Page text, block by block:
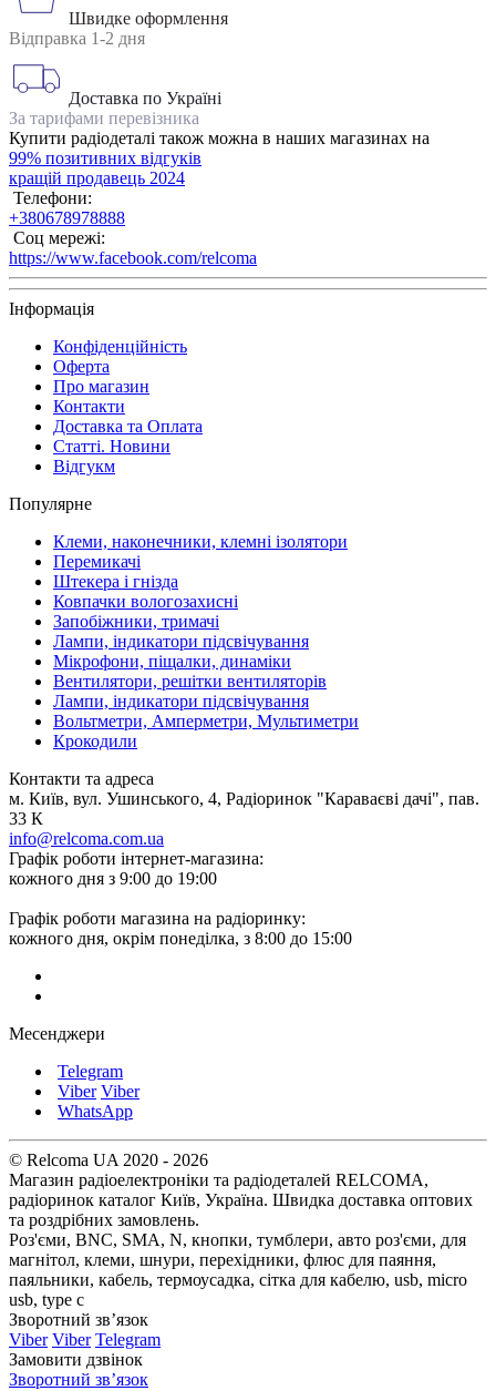
Швидке оформлення
Відправка 1-2 дня
Доставка по Україні
За тарифами перевізника
Купити радіодеталі також можна в наших магазинах на
99% позитивних відгуків
кращій продавець 2024
Телефони:
+380678978888
Соц мережі:
https://www.facebook.com/relcoma
Інформація
Конфіденційність
Оферта
Про магазин
Контакти
Доставка та Оплата
Статті. Новини
Відгукм
Популярне
Клеми, наконечники, клемні ізолятори
Перемикачі
Штекера і гнізда
Ковпачки вологозахисні
Запобіжники, тримачі
Лампи, індикатори підсвічування
Мікрофони, піщалки, динаміки
Вентилятори, решітки вентиляторів
Лампи, індикатори підсвічування
Вольтметри, Амперметри, Мультиметри
Крокодили
Контакти та адреса
м. Київ, вул. Ушинського, 4, Радіоринок "Караваєві дачі", пав.
33 К
info@relcoma.com.ua
Графік роботи інтернет-магазина:
кожного дня з 9:00 до 19:00
Графік роботи магазина на радіоринку:
кожного дня, окрім понеділка, з 8:00 до 15:00
Месенджери
Telegram
Viber Viber
WhatsApp
© Relcoma UA 2020 - 2026
Магазин радіоелектроніки та радіодеталей RELCOMA,
радіоринок каталог Київ, Україна. Швидка доставка оптових
та роздрібних замовлень.
Роз'єми, BNC, SMA, N, кнопки, тумблери, авто роз'єми, для
магнітол, клеми, шнури, перехідники, флюс для паяння,
паяльники, кабель, термоусадка, сітка для кабелю, usb, micro
usb, type c
Зворотний зв’язок
Viber Viber Telegram
Замовити дзвінок
Зворотний зв’язок